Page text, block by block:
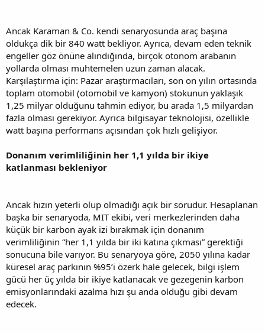
Ancak Karaman & Co. kendi senaryosunda araç başına
oldukça dik bir 840 watt bekliyor. Ayrıca, devam eden teknik
engeller göz önüne alındığında, birçok otonom arabanın
yollarda olması muhtemelen uzun zaman alacak.
Karşılaştırma için: Pazar araştırmacıları, son on yılın ortasında
toplam otomobil (otomobil ve kamyon) stokunun yaklaşık
1,25 milyar olduğunu tahmin ediyor, bu arada 1,5 milyardan
fazla olması gerekiyor. Ayrıca bilgisayar teknolojisi, özellikle
watt başına performans açısından çok hızlı gelişiyor.
Donanım verimliliğinin her 1,1 yılda bir ikiye
katlanması bekleniyor
Ancak hızın yeterli olup olmadığı açık bir sorudur. Hesaplanan
başka bir senaryoda, MIT ekibi, veri merkezlerinden daha
küçük bir karbon ayak izi bırakmak için donanım
verimliliğinin “her 1,1 yılda bir iki katına çıkması” gerektiği
sonucuna bile varıyor. Bu senaryoya göre, 2050 yılına kadar
küresel araç parkının %95’i özerk hale gelecek, bilgi işlem
gücü her üç yılda bir ikiye katlanacak ve gezegenin karbon
emisyonlarındaki azalma hızı şu anda olduğu gibi devam
edecek.